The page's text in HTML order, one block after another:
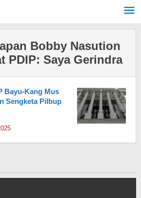
Bobby Nasution
PDIP: Saya Gerindra
Bayu-Kang Mus
Sengketa Pilbup